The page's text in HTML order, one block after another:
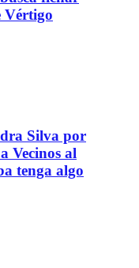
Vértigo
Silva por
Vecinos al
tenga algo